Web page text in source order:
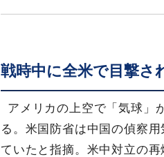
戦時中に全米で目撃さ
アメリカの上空で「気球」
る。米国防省は中国の偵察
ていたと指摘。米中対立の